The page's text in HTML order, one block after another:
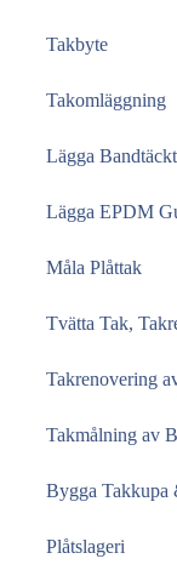
Takbyte
Takomläggning
Lägga
Lägga EPDM
Måla Plåttak
Tvätta Tak,
Takrenovering
Takmålning av
Bygga Takkupa
Plåtslageri